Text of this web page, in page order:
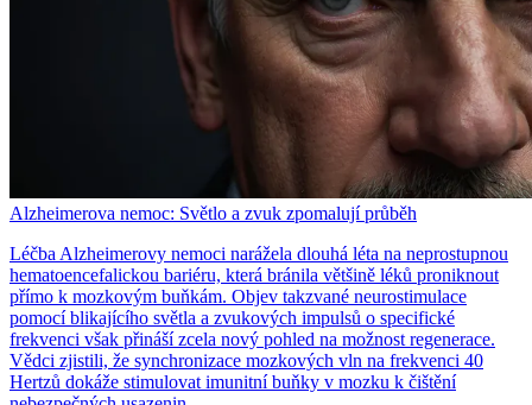
Alzheimerova nemoc: Světlo a zvuk zpomalují průběh
Léčba Alzheimerovy nemoci narážela dlouhá léta na neprostupnou
hematoencefalickou bariéru, která bránila většině léků proniknout
přímo k mozkovým buňkám. Objev takzvané neurostimulace
pomocí blikajícího světla a zvukových impulsů o specifické
frekvenci však přináší zcela nový pohled na možnost regenerace.
Vědci zjistili, že synchronizace mozkových vln na frekvenci 40
Hertzů dokáže stimulovat imunitní buňky v mozku k čištění